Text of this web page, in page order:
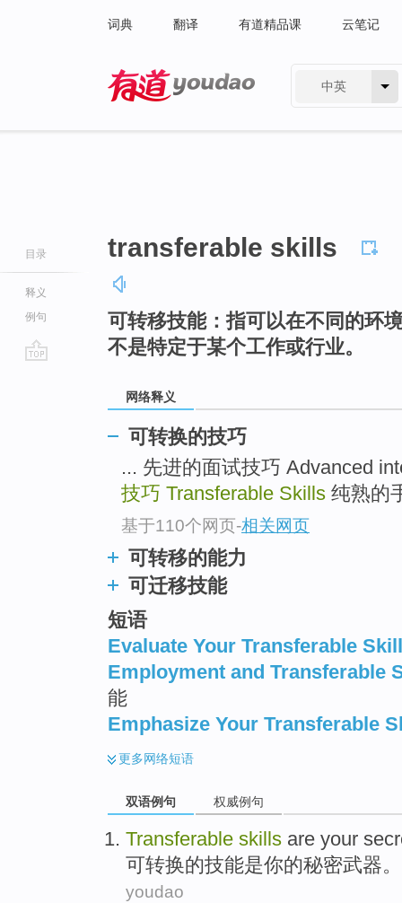
词典 翻译 有道精品课 云笔记
中英
目录
释义
例句
transferable skills
可转移技能：指可以在不同的环
不是特定于某个工作或行业。
网络释义
可转换的技巧
... 先进的面试技巧 Advanced
技巧 Transferable Skills 纯熟的
基于110个网页-相关网页
可转移的能力
可迁移技能
短语
Evaluate Your Transferable
Employment and Transferable
能
Emphasize Your Transferable
更多网络短语
双语例句 权威例句
Transferable skills are your
可转换的技能是你的秘密武器。
youdao